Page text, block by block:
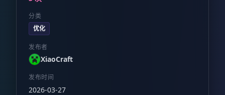
分类
优化
发布者
XiaoCraft
发布时间
2026-03-27